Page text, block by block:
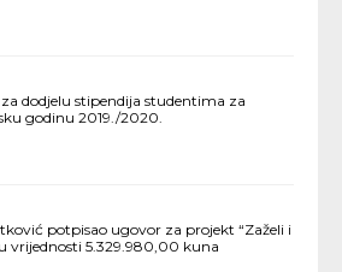
dodjelu stipendija studentima za
godinu 2019./2020.
potpisao ugovor za projekt “Zaželi i
vrijednosti 5.329.980,00 kuna